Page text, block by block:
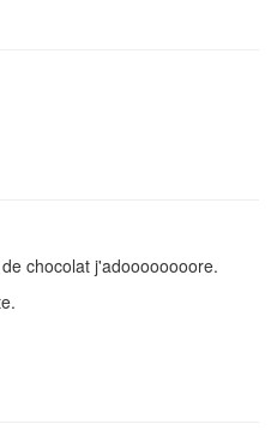
chocolat j'adoooooooore.